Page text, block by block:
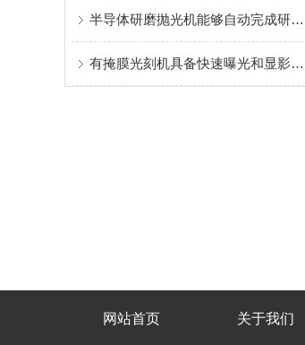
半导体研磨抛光机能够自动完成研磨和抛光过程
有掩膜光刻机具备快速曝光和显影功能
网站首页 关于我们